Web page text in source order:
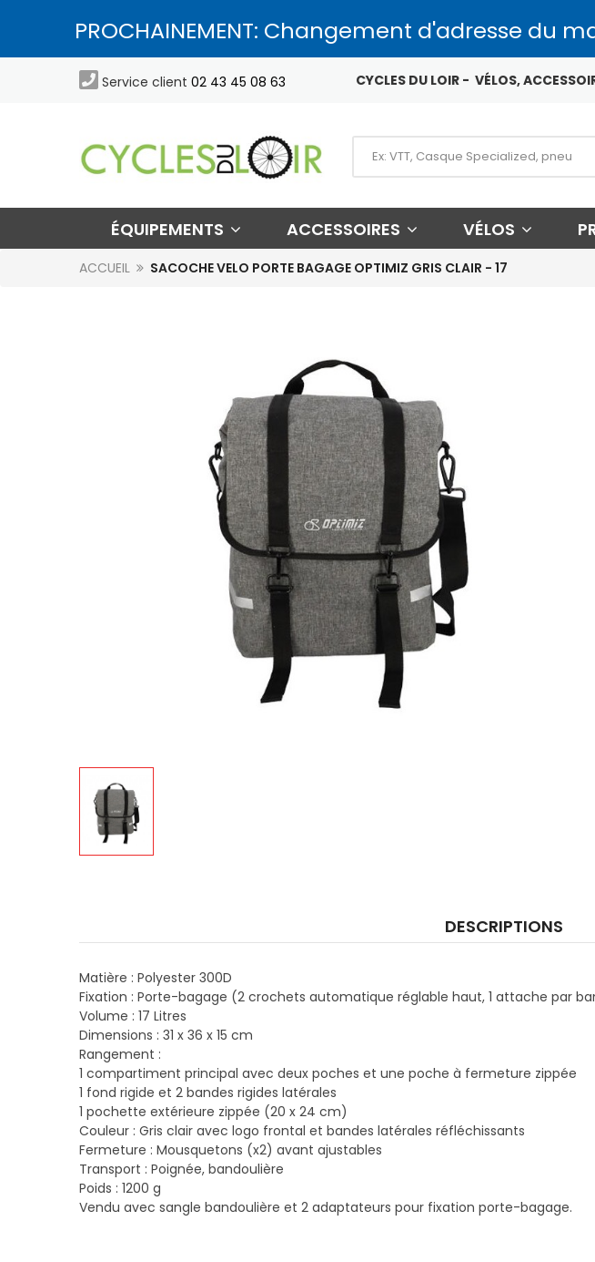
PROCHAINEMENT: Changement d'adresse du
 Service client 02 43 45 08 63 CYCLES DU LOIR - VÉLOS,
ÉQUIPEMENTS ACCESSOIRES VÉLOS
ACCUEIL SACOCHE VELO PORTE BAGAGE OPTIMIZ GRIS CLAIR - 17
DESCRIPTIONS
Matière : Polyester 300D
Fixation : Porte-bagage (2 crochets automatique réglable haut, 1 attache par
Volume : 17 Litres
Dimensions : 31 x 36 x 15 cm
Rangement :
1 compartiment principal avec deux poches et une poche à fermeture zippée
1 fond rigide et 2 bandes rigides latérales
1 pochette extérieure zippée (20 x 24 cm)
Couleur : Gris clair avec logo frontal et bandes latérales réfléchissants
Fermeture : Mousquetons (x2) avant ajustables
Transport : Poignée, bandoulière
Poids : 1200 g
Vendu avec sangle bandoulière et 2 adaptateurs pour fixation porte-bagage.